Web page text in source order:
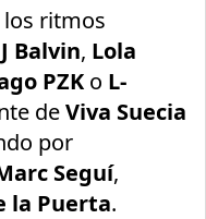
los ritmos
J Balvin, Lola
PZK o L-
deViva Suecia
por
Seguí,
la Puerta.